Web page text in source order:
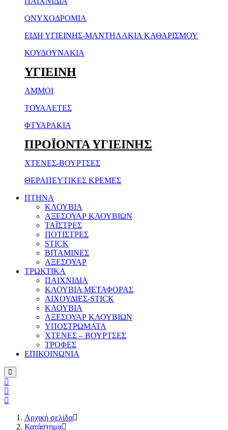
ΟΝΥΧΟΔΡΟΜΙΑ
ΕΙΔΗ ΥΓΙΕΙΝΗΣ-ΜΑΝΤΗΛΑΚΙΑ ΚΑΘΑΡΙΣΜΟΥ
ΚΟΥΔΟΥΝΑΚΙΑ
ΥΓΙΕΙΝΗ
ΑΜΜΟΙ
ΤΟΥΑΛΕΤΕΣ
ΦΤΥΑΡΑΚΙΑ
ΠΡΟΪΟΝΤΑ ΥΓΙΕΙΝΗΣ
ΧΤΕΝΕΣ-ΒΟΥΡΤΣΕΣ
ΘΕΡΑΠΕΥΤΙΚΕΣ ΚΡΕΜΕΣ
ΠΤΗΝΑ
ΚΛΟΥΒΙΑ
ΑΞΕΣΟΥΑΡ ΚΛΟΥΒΙΩΝ
ΤΑΪΣΤΡΕΣ
ΠΟΤΙΣΤΡΕΣ
STICK
ΒΙΤΑΜΙΝΕΣ
ΑΞΕΣΟΥΑΡ
ΤΡΩΚΤΙΚΑ
ΠΑΙΧΝΙΔΙΑ
ΚΛΟΥΒΙΑ ΜΕΤΑΦΟΡΑΣ
ΛΙΧΟΥΔΙΕΣ-STICK
ΚΛΟΥΒΙΑ
ΑΞΕΣΟΥΑΡ ΚΛΟΥΒΙΩΝ
ΥΠΟΣΤΡΩΜΑΤΑ
ΧΤΕΝΕΣ – ΒΟΥΡΤΣΕΣ
ΤΡΟΦΕΣ
ΕΠΙΚΟΙΝΩΝΙΑ
Αρχική σελίδα
Κατάστημα